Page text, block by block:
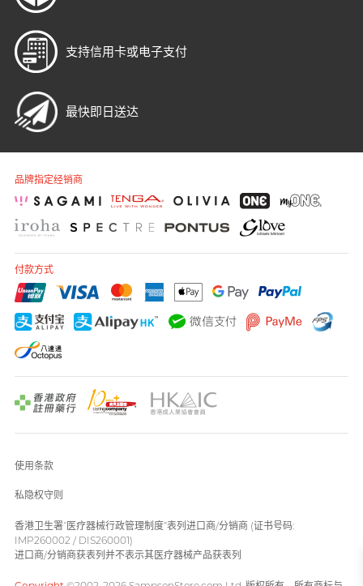
支持信用卡或电子支付
最快即日送达
品牌指定经销商
付款方式
使用条款
私隐权守则
香港卫生署“医疗器械行政管理制度”表列进口商/分销商 (证书号码:
IMP260002 / DIS260001)
进口商/分销商获表列并不表示其医疗器械产品获表列